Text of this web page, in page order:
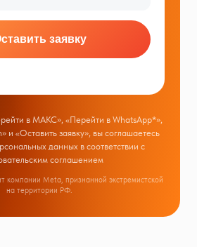
заявку
в МАКС», «Перейти в WhatsApp*»,
и «Оставить заявку», вы соглашаетесь
данных в соответствии с
соглашением
компании Meta, признанной экстремистской
на территории РФ.